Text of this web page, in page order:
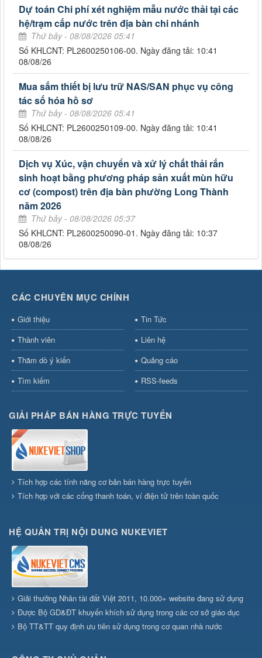
Dự toán Chi phí xét nghiệm mẫu nước thải tại các
hệ/trạm cấp nước trên địa bàn chi nhánh
Thứ bảy - 08/08/2026 05:41
Số KHLCNT: PL2600250106-00. Ngày đăng tải: 10:41
08/08/26
Mua sắm thiết bị lưu trữ NAS/SAN phục vụ công
tác số hóa hồ sơ
Thứ bảy - 08/08/2026 05:41
Số KHLCNT: PL2600250109-00. Ngày đăng tải: 10:41
08/08/26
Dịch vụ Xúc, vận chuyển và xử lý chất thải rắn
sinh hoạt bằng phương pháp sản xuất mùn hữu
cơ (compost) trên địa bàn phường Long Thành
năm 2026
Thứ bảy - 08/08/2026 05:37
Số KHLCNT: PL2600250090-01. Ngày đăng tải: 10:37
08/08/26
CÁC CHUYÊN MỤC CHÍNH
Giới thiệu
Tin Tức
Thành viên
Liên hệ
Thăm dò ý kiến
Quảng cáo
Tìm kiếm
RSS-feeds
GIẢI PHÁP BÁN HÀNG TRỰC TUYẾN
Tích hợp các tính năng cơ bản bán hàng trực tuyến
Tích hợp với các cổng thanh toán, ví điện tử trên toàn quốc
HỆ QUẢN TRỊ NỘI DUNG NUKEVIET
Giải thưởng Nhân tài đất Việt 2011, 10.000+ website đang sử dụng
Được Bộ GD&ĐT khuyến khích sử dụng trong các cơ sở giáo dục
Bộ TT&TT quy định ưu tiên sử dụng trong cơ quan nhà nước